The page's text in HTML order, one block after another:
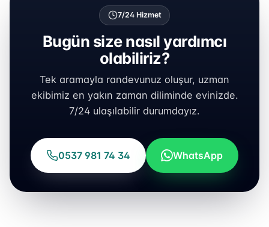
7/24 Hizmet
Bugün size nasıl yardımcı
olabiliriz?
Tek aramayla randevunuz oluşur, uzman
ekibimiz en yakın zaman diliminde evinizde.
7/24 ulaşılabilir durumdayız.
0537 981 74 34 WhatsApp